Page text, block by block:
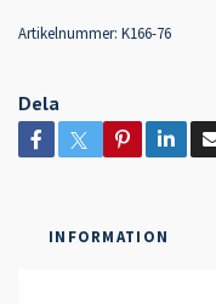
Artikelnummer: K166-76
Dela
INFORMATION